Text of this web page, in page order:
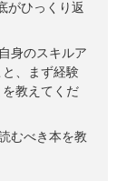
がひっくり返
身のスキルア
、まず経験
教えてくだ
むべき本を教